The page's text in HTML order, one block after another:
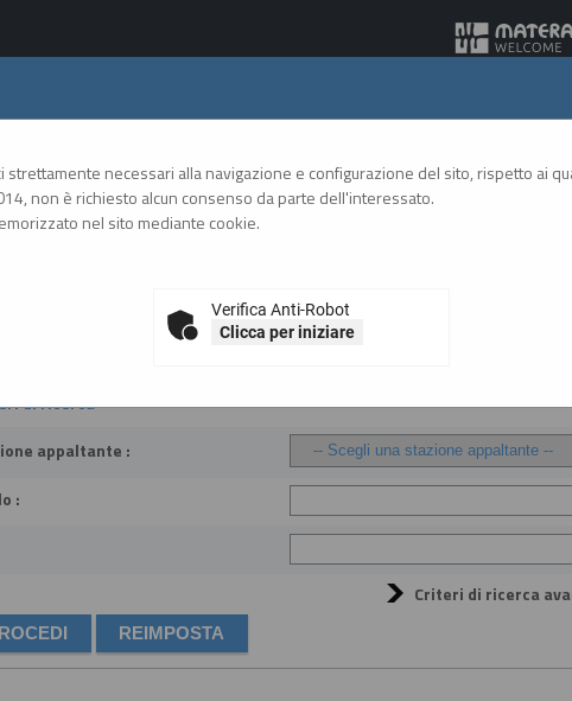
Gare Telematiche
A A GRAFICATESTO
necessari alla navigazione e configurazione del sito, rispetto ai
non è richiesto alcun consenso da parte dell'interessato.
nel sito mediante cookie.
Verifica Anti-Robot
Clicca per iniziare
di ricerca
appaltante :
:
Criteri di ricerca